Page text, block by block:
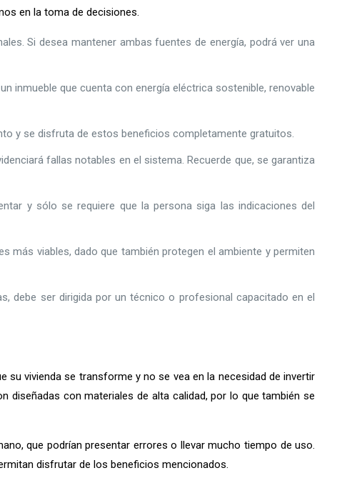
en la toma de decisiones.
Si desea mantener ambas fuentes de energía, podrá ver una
inmueble que cuenta con energía eléctrica sostenible, renovable
y se disfruta de estos beneficios completamente gratuitos.
fallas notables en el sistema. Recuerde que, se garantiza
y sólo se requiere que la persona siga las indicaciones del
más viables, dado que también protegen el ambiente y permiten
debe ser dirigida por un técnico o profesional capacitado en el
su vivienda se transforme y no se vea en la necesidad de invertir
con materiales de alta calidad, por lo que también se
que podrían presentar errores o llevar mucho tiempo de uso.
disfrutar de los beneficios mencionados.